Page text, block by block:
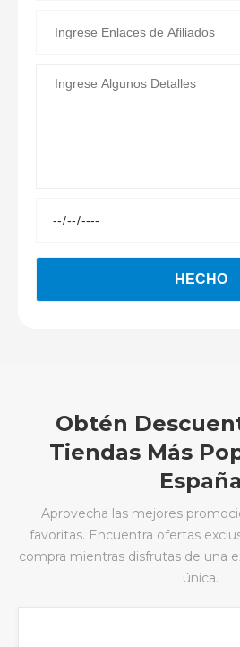
Obtén
Tiendas Más
España
Aprovecha las mejores
favoritas. Encuentra ofertas
compra mientras disfrutas de una
única.